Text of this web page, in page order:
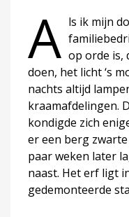
A ls ik mijn
op orde is,
doen, het licht ‘s
nachts altijd
kraamafdelingen.
kondigde zich
er een berg
paar weken later
naast. Het erf ligt
gedemonteerde